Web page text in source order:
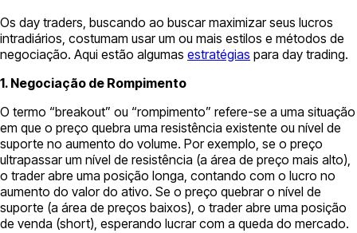
Os day traders, buscando ao buscar maximizar seus lucros
intradiários, costumam usar um ou mais estilos e métodos de
negociação. Aqui estão algumas estratégias para day trading.
1. Negociação de Rompimento
O termo “breakout” ou “rompimento” refere-se a uma situação
em que o preço quebra uma resistência existente ou nível de
suporte no aumento do volume. Por exemplo, se o preço
ultrapassar um nível de resistência (a área de preço mais alto),
o trader abre uma posição longa, contando com o lucro no
aumento do valor do ativo. Se o preço quebrar o nível de
suporte (a área de preços baixos), o trader abre uma posição
de venda (short), esperando lucrar com a queda do mercado.